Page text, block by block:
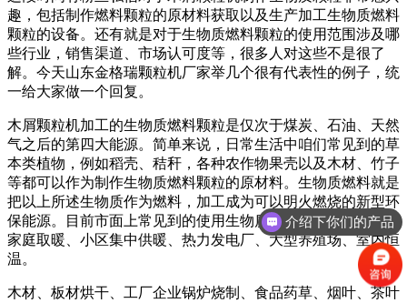
趣，包括制作燃料颗粒的原材料获取以及生产加工生物质燃料
颗粒的设备。还有就是对于生物质燃料颗粒的使用范围涉及哪
些行业，销售渠道、市场认可度等，很多人对这些不是很了
解。今天山东金格瑞颗粒机厂家举几个很有代表性的例子，统
一给大家做一个回复。
木屑颗粒机加工的生物质燃料颗粒是仅次于煤炭、石油、天然
气之后的第四大能源。简单来说，日常生活中咱们常见到的草
本类植物，例如稻壳、秸秆，各种农作物果壳以及木材、竹子
等都可以作为制作生物质燃料颗粒的原材料。生物质燃料就是
把以上所述生物质作为燃料，加工成为可以明火燃烧的新型环
保能源。目前市面上常见到的使用生物质燃料的能源企业包括
家庭取暖、小区集中供暖、热力发电厂、大型养殖场、室内恒
温。
木材、板材烘干、工厂企业锅炉烧制、食品药草、烟叶、茶叶
介绍下你们的产品